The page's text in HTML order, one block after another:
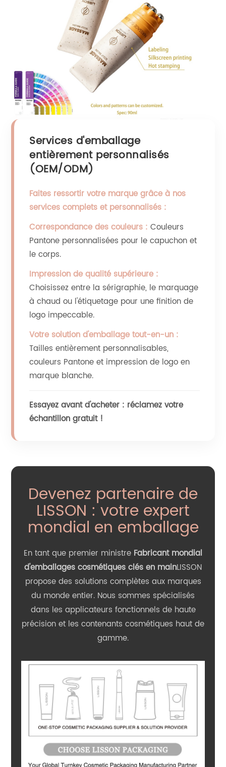
Services d'emballage
entièrement personnalisés
(OEM/ODM)
Faites ressortir votre marque grâce à nos
services complets et personnalisés :
Correspondance des couleurs : Couleurs
Pantone personnalisées pour le capuchon et
le corps.
Impression de qualité supérieure :
Choisissez entre la sérigraphie, le marquage
à chaud ou l'étiquetage pour une finition de
logo impeccable.
Votre solution d'emballage tout-en-un :
Tailles entièrement personnalisables,
couleurs Pantone et impression de logo en
marque blanche.
Essayez avant d'acheter : réclamez votre
échantillon gratuit !
Devenez partenaire de
LISSON : votre expert
mondial en emballage
En tant que premier ministre Fabricant mondial
d'emballages cosmétiques clés en mainLISSON
propose des solutions complètes aux marques
du monde entier. Nous sommes spécialisés
dans les applicateurs fonctionnels de haute
précision et les contenants cosmétiques haut de
gamme.